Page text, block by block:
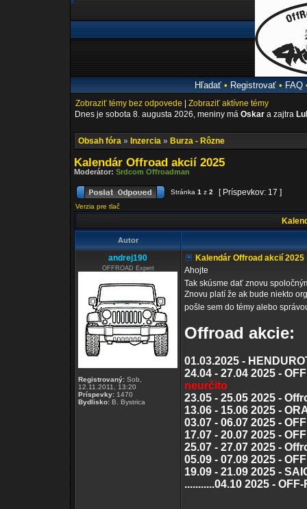
Hľadať• Registrovať• FAQ
Zobraziť témy bez odpovede
Zobraziť aktívne témy
Dnes je sobota 8. augusta 2026, meniny má Oskar a zajtra
Obsah fóra » Inzercia » Burza - Rôzne
Kalendár Offroad akcií 2025
Moderátor: Srdcom Offroadman
Stránka 1 z 2 [ Príspevkov: 17 ]
Verzia pre tlač
Autor
andrej190
OFFROAD Expert
Registrovaný: Sob,
12.11.2011, 13:20
Príspevky: 1470
Bydlisko: B. Bystrica
Kalendár Offroad akcií 2025
Ahojte
Tak skúsme dať znovu
Znovu platí že ak bude niekto
pošle sem do témy alebo
Offroad akcie:
01.03.2025 -
24.04 - 27.04 2025 -
neurčito
23.05 - 25.05 2025 -
13.06 - 15.06 2025 -
03.07 - 06.07 2025 -
17.07 - 20.07 2025 -
25.07 - 27.07 2025 -
05.09 - 07.09 2025 -
19.09 - 21.09 2025 -
...........04.10 2025 -